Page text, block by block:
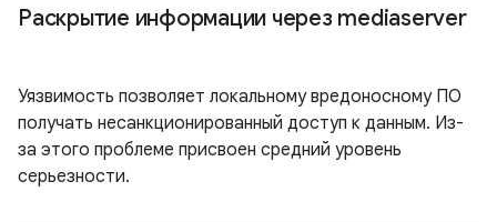
Раскрытие информации через mediaserver
Уязвимость позволяет локальному вредоносному ПО
получать несанкционированный доступ к данным. Из-
за этого проблеме присвоен средний уровень
серьезности.